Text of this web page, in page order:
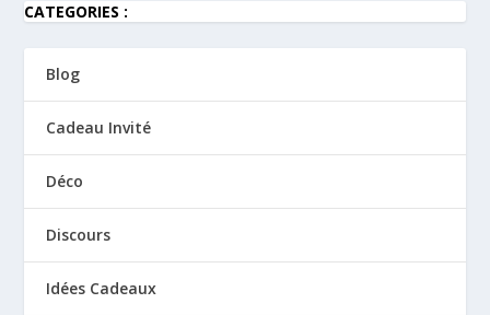
CATEGORIES :
Blog
Cadeau Invité
Déco
Discours
Idées Cadeaux